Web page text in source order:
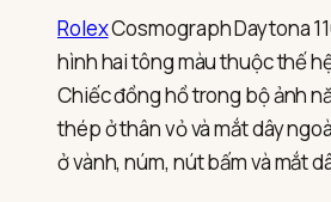
RolexCosmograph Daytona
hình hai tông màu thuộc thế
Chiếc đồng hồ trong bộ ảnh
thép ở thân vỏ và mắt dây
ở vành, núm, nút bấm và mắt